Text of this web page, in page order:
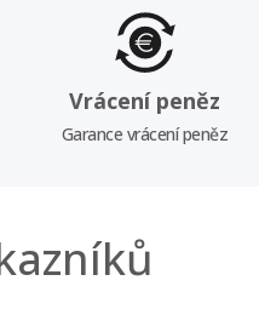
Vrácení peněz
Garance vrácení peněz